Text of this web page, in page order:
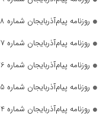
روزنامه پیام‌آذربایجان شماره 2828
روزنامه پیام‌آذربایجان شماره 2827
روزنامه پیام‌آذربایجان شماره 2826
روزنامه پیام‌آذربایجان شماره 2825
روزنامه پیام‌آذربایجان شماره 2824